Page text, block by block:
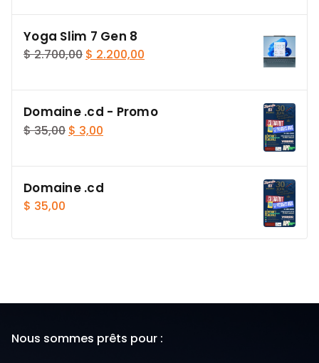
était :
$ 2.700,00.$ 2.500,00.
Yoga Slim 7 Gen 8
$2.700,00 Le
était :
$ 2.700,00.
$ 2.200,00
est :
Domaine .cd - Promo
$35,00 Le
était :
$ 3,00
est :
Domaine .cd
$ 35,00
Nous sommes prêts pour :